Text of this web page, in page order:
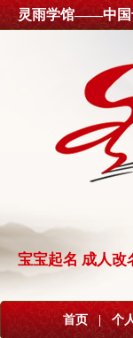
灵雨学馆——中国
宝宝起名 成人改
首页 | 个